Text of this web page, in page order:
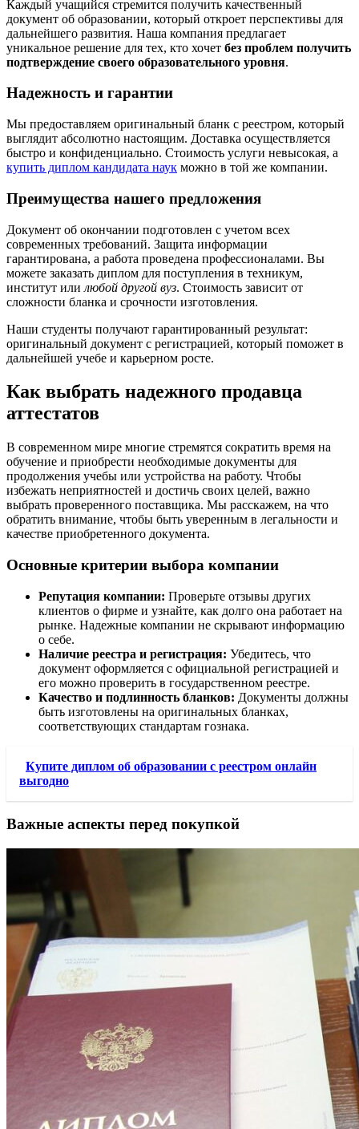
Каждый учащийся стремится получить качественный
документ об образовании, который откроет перспективы для
дальнейшего развития. Наша компания предлагает
уникальное решение для тех, кто хочет без проблем получить
подтверждение своего образовательного уровня.
Надежность и гарантии
Мы предоставляем оригинальный бланк с реестром, который
выглядит абсолютно настоящим. Доставка осуществляется
быстро и конфиденциально. Стоимость услуги невысокая, а
купить диплом кандидата наук можно в той же компании.
Преимущества нашего предложения
Документ об окончании подготовлен с учетом всех
современных требований. Защита информации
гарантирована, а работа проведена профессионалами. Вы
можете заказать диплом для поступления в техникум,
институт или любой другой вуз. Стоимость зависит от
сложности бланка и срочности изготовления.
Наши студенты получают гарантированный результат:
оригинальный документ с регистрацией, который поможет в
дальнейшей учебе и карьерном росте.
Как выбрать надежного продавца
аттестатов
В современном мире многие стремятся сократить время на
обучение и приобрести необходимые документы для
продолжения учебы или устройства на работу. Чтобы
избежать неприятностей и достичь своих целей, важно
выбрать проверенного поставщика. Мы расскажем, на что
обратить внимание, чтобы быть уверенным в легальности и
качестве приобретенного документа.
Основные критерии выбора компании
Репутация компании: Проверьте отзывы других
клиентов о фирме и узнайте, как долго она работает на
рынке. Надежные компании не скрывают информацию
о себе.
Наличие реестра и регистрация: Убедитесь, что
документ оформляется с официальной регистрацией и
его можно проверить в государственном реестре.
Качество и подлинность бланков: Документы должны
быть изготовлены на оригинальных бланках,
соответствующих стандартам гознака.
Купите диплом об образовании с реестром онлайн
выгодно
Важные аспекты перед покупкой